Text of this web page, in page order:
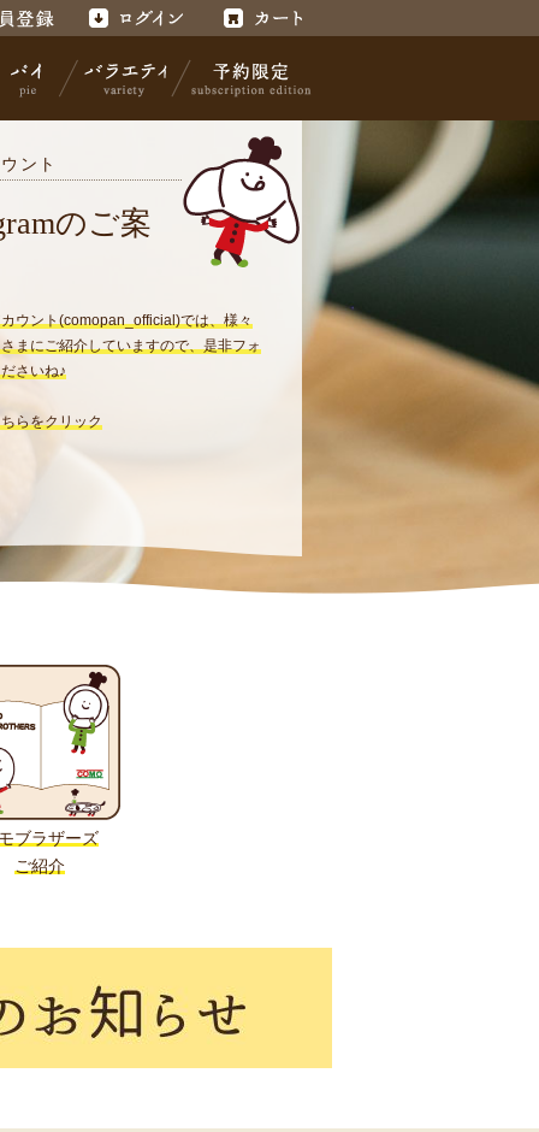
ログイン カート
バラエティ 予約限定
ント
のご案
ウント(comopan_official)では、様々
まにご紹介していますので、是非フォ
さいね♪
らをクリック
ブラザーズ
ご紹介